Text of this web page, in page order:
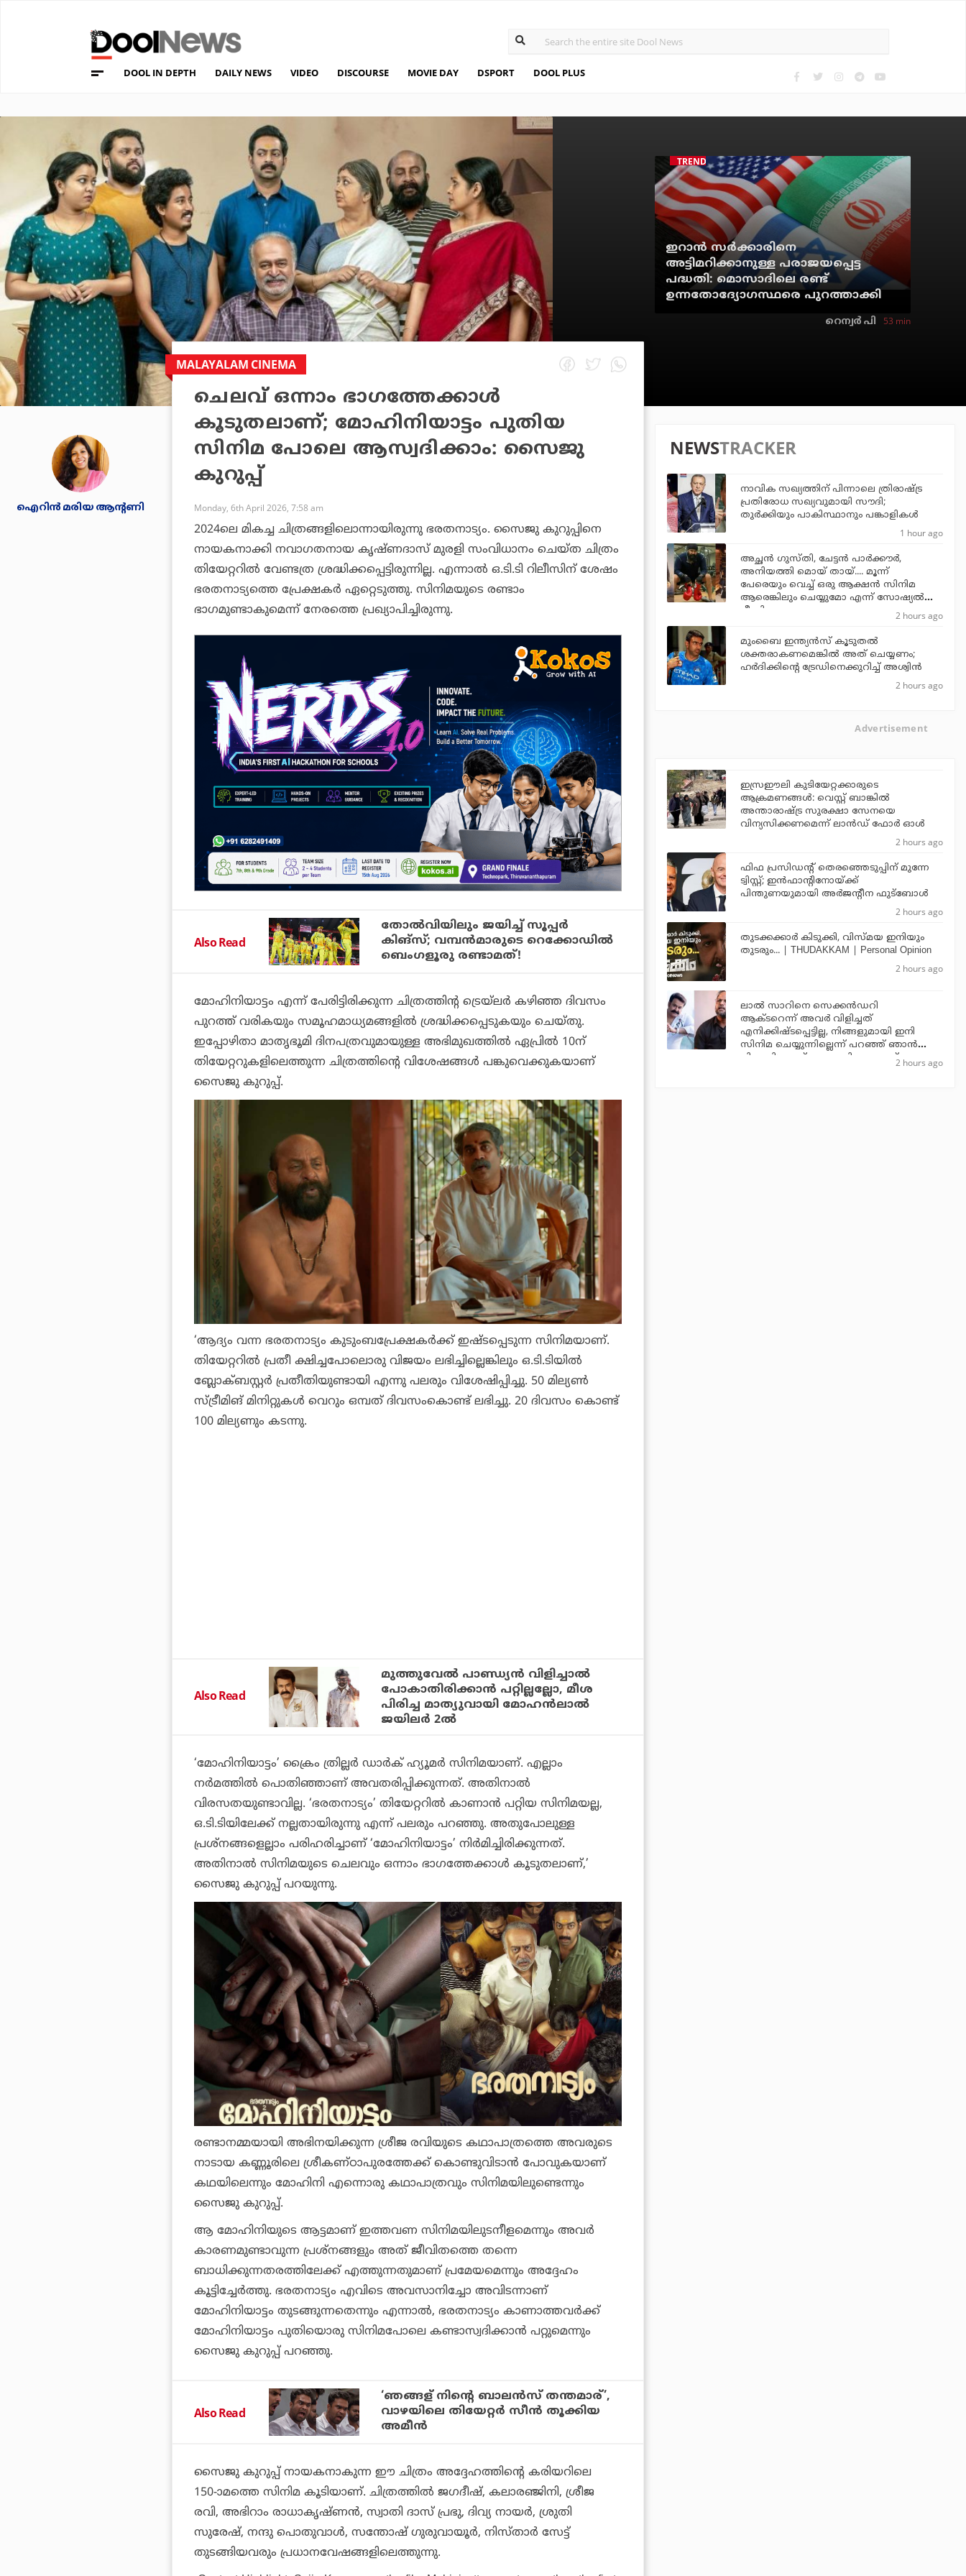
DOOL IN DEPTH DAILY NEWS VIDEO DISCOURSE MOVIE DAY DSPORT DOOL PLUS
TRENDING
ഇറാന്‍ സര്‍ക്കാരിനെ
അട്ടിമറിക്കാനുള്ള പരാജയപ്പെട്ട
പദ്ധതി: മൊസാദിലെ രണ്ട്
ഉന്നതോദ്യോഗസ്ഥരെ പുറത്താക്കി
റെന്വര്‍ പി 53 min
ഐറിന്‍ മരിയ ആന്റണി
MALAYALAM CINEMA
ചെലവ് ഒന്നാം ഭാഗത്തേക്കാള്‍
കൂടുതലാണ്; മോഹിനിയാട്ടം പുതിയ
സിനിമ പോലെ ആസ്വദിക്കാം: സൈജു
കുറുപ്പ്
Monday, 6th April 2026, 7:58 am
2024ലെ മികച്ച ചിത്രങ്ങളിലൊന്നായിരുന്നു ഭരതനാട്യം. സൈജു കുറുപ്പിനെ
നായകനാക്കി നവാഗതനായ കൃഷ്ണദാസ് മുരളി സംവിധാനം ചെയ്ത ചിത്രം
തിയേറ്ററില്‍ വേണ്ടത്ര ശ്രദ്ധിക്കപ്പെട്ടിരുന്നില്ല. എന്നാല്‍ ഒ.ടി.ടി റിലീസിന് ശേഷം
ഭരതനാട്യത്തെ പ്രേക്ഷകര്‍ ഏറ്റെടുത്തു. സിനിമയുടെ രണ്ടാം
ഭാഗമുണ്ടാകുമെന്ന് നേരത്തെ പ്രഖ്യാപിച്ചിരുന്നു.
Also Read
തോല്‍വിയിലും ജയിച്ച് സൂപ്പര്‍
കിങ്‌സ്; വമ്പന്‍മാരുടെ റെക്കോഡില്‍
ബെംഗളൂരു രണ്ടാമത്!
മോഹിനിയാട്ടം എന്ന് പേരിട്ടിരിക്കുന്ന ചിത്രത്തിന്റ ട്രെയ്‌ലര്‍ കഴിഞ്ഞ ദിവസം
പുറത്ത് വരികയും സമൂഹമാധ്യമങ്ങളില്‍ ശ്രദ്ധിക്കപ്പെടുകയും ചെയ്തു.
ഇപ്പോഴിതാ മാതൃഭൂമി ദിനപത്രവുമായുള്ള അഭിമുഖത്തില്‍ ഏപ്രില്‍ 10ന്
തിയേറ്ററുകളിലെത്തുന്ന ചിത്രത്തിന്റെ വിശേഷങ്ങള്‍ പങ്കുവെക്കുകയാണ്
സൈജു കുറുപ്പ്.
‘ആദ്യം വന്ന ഭരതനാട്യം കുടുംബപ്രേക്ഷകര്‍ക്ക് ഇഷ്ടപ്പെടുന്ന സിനിമയാണ്.
തിയേറ്ററില്‍ പ്രതീ ക്ഷിച്ചപോലൊരു വിജയം ലഭിച്ചില്ലെങ്കിലും ഒ.ടി.ടിയില്‍
ബ്ലോക്ബസ്റ്റര്‍ പ്രതീതിയുണ്ടായി എന്നു പലരും വിശേഷിപ്പിച്ചു. 50 മില്യണ്‍
സ്ട്രീമിങ് മിനിറ്റുകള്‍ വെറും ഒമ്പത് ദിവസംകൊണ്ട് ലഭിച്ചു. 20 ദിവസം കൊണ്ട്
100 മില്യണും കടന്നു.
Also Read
മുത്തുവേല്‍ പാണ്ഡ്യന്‍ വിളിച്ചാല്‍
പോകാതിരിക്കാന്‍ പറ്റില്ലല്ലോ, മീശ
പിരിച്ച മാത്യുവായി മോഹന്‍ലാല്‍
ജയിലര്‍ 2ല്‍
‘മോഹിനിയാട്ടം’ ക്രൈം ത്രില്ലര്‍ ഡാര്‍ക് ഹ്യൂമര്‍ സിനിമയാണ്. എല്ലാം
നര്‍മത്തില്‍ പൊതിഞ്ഞാണ് അവതരിപ്പിക്കുന്നത്. അതിനാല്‍
വിരസതയുണ്ടാവില്ല. ‘ഭരതനാട്യം’ തിയേറ്ററില്‍ കാണാന്‍ പറ്റിയ സിനിമയല്ല,
ഒ.ടി.ടിയിലേക്ക് നല്ലതായിരുന്നു എന്ന് പലരും പറഞ്ഞു. അതുപോലുള്ള
പ്രശ്‌നങ്ങളെല്ലാം പരിഹരിച്ചാണ് ‘മോഹിനിയാട്ടം’ നിര്‍മിച്ചിരിക്കുന്നത്.
അതിനാല്‍ സിനിമയുടെ ചെലവും ഒന്നാം ഭാഗത്തേക്കാള്‍ കൂടുതലാണ്,’
സൈജു കുറുപ്പ് പറയുന്നു.
രണ്ടാനമ്മയായി അഭിനയിക്കുന്ന ശ്രീജ രവിയുടെ കഥാപാത്രത്തെ അവരുടെ
നാടായ കണ്ണൂരിലെ ശ്രീകണ്ഠാപുരത്തേക്ക് കൊണ്ടുവിടാന്‍ പോവുകയാണ്
കഥയിലെന്നും മോഹിനി എന്നൊരു കഥാപാത്രവും സിനിമയിലുണ്ടെന്നും
സൈജു കുറുപ്പ്.
ആ മോഹിനിയുടെ ആട്ടമാണ് ഇത്തവണ സിനിമയിലുടനീളമെന്നും അവര്‍
കാരണമുണ്ടാവുന്ന പ്രശ്‌നങ്ങളും അത് ജീവിതത്തെ തന്നെ
ബാധിക്കുന്നതരത്തിലേക്ക് എത്തുന്നതുമാണ് പ്രമേയമെന്നും അദ്ദേഹം
കൂട്ടിച്ചേര്‍ത്തു. ഭരതനാട്യം എവിടെ അവസാനിച്ചോ അവിടന്നാണ്
മോഹിനിയാട്ടം തുടങ്ങുന്നതെന്നും എന്നാല്‍, ഭരതനാട്യം കാണാത്തവര്‍ക്ക്
മോഹിനിയാട്ടം പുതിയൊരു സിനിമപോലെ കണ്ടാസ്വദിക്കാന്‍ പറ്റുമെന്നും
സൈജു കുറുപ്പ് പറഞ്ഞു.
Also Read
‘ഞങ്ങള് നിന്റെ ബാലൻസ് തന്തമാര്’,
വാഴയിലെ തിയേറ്റർ സീൻ തൂക്കിയ
അമീൻ
സൈജു കുറുപ്പ് നായകനാകുന്ന ഈ ചിത്രം അദ്ദേഹത്തിന്റെ കരിയറിലെ
150-ാമത്തെ സിനിമ കൂടിയാണ്. ചിത്രത്തില്‍ ജഗദീഷ്, കലാരഞ്ജിനി, ശ്രീജ
രവി, അഭിറാം രാധാകൃഷ്ണന്‍, സ്വാതി ദാസ് പ്രഭു, ദിവ്യ നായര്‍, ശ്രുതി
സുരേഷ്, നന്ദു പൊതുവാള്‍, സന്തോഷ് ഗുരുവായൂര്‍, നിസ്താര്‍ സേട്ട്
തുടങ്ങിയവരും പ്രധാനവേഷങ്ങളിലെത്തുന്നു.
NEWSTRACKER
നാവിക സഖ്യത്തിന് പിന്നാലെ ത്രിരാഷ്ട്ര
പ്രതിരോധ സഖ്യവുമായി സൗദി;
തുര്‍ക്കിയും പാകിസ്ഥാനും പങ്കാളികള്‍
1 hour ago
അച്ഛന്‍ ഗുസ്തി, ചേട്ടന്‍ പാര്‍ക്കൗര്‍,
അനിയത്തി മൊയ് തായ്.... മൂന്ന്
പേരെയും വെച്ച് ഒരു ആക്ഷന്‍ സിനിമ
ആരെങ്കിലും ചെയ്യുമോ എന്ന് സോഷ്യല്‍
മീഡിയ
2 hours ago
മുംബൈ ഇന്ത്യന്‍സ് കൂടുതല്‍
ശക്തരാകണമെങ്കില്‍ അത് ചെയ്യണം;
ഹര്‍ദിക്കിന്റെ ട്രേഡിനെക്കുറിച്ച് അശ്വിന്‍
2 hours ago
Advertisement
ഇസ്രഈലി കുടിയേറ്റക്കാരുടെ
ആക്രമണങ്ങള്‍: വെസ്റ്റ് ബാങ്കില്‍
അന്താരാഷ്ട്ര സുരക്ഷാ സേനയെ
വിന്യസിക്കണമെന്ന് ലാന്‍ഡ് ഫോര്‍ ഓള്‍
2 hours ago
ഫിഫ പ്രസിഡന്റ് തെരഞ്ഞെടുപ്പിന് മുന്നേ
ട്വിസ്റ്റ്; ഇന്‍ഫാന്റിനോയ്ക്ക്
പിന്തുണയുമായി അര്‍ജന്റീന ഫുട്‌ബോള്‍
2 hours ago
തുടക്കക്കാര്‍ കിടുക്കി, വിസ്മയ ഇനിയും
തുടരും... | THUDAKKAM | Personal Opinion
2 hours ago
ലാല്‍ സാറിനെ സെക്കന്‍ഡറി
ആക്ടറെന്ന് അവര്‍ വിളിച്ചത്
എനിക്കിഷ്ടപ്പെട്ടില്ല, നിങ്ങളുമായി ഇനി
സിനിമ ചെയ്യുന്നില്ലെന്ന് പറഞ്ഞ് ഞാന്‍
പിന്മാറി: ജൂഡ് ആന്തണി ജോസഫ്2 hours ago